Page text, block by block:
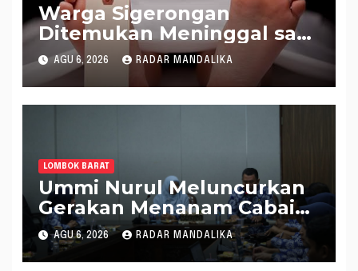
Warga Sigerongan
Ditemukan Meninggal saat
Setrum Ikan di Sungai
AGU 6, 2026 RADAR MANDALIKA
LOMBOK BARAT
Ummi Nurul Meluncurkan
Gerakan Menanam Cabai
Tangani Inflasi
AGU 6, 2026 RADAR MANDALIKA